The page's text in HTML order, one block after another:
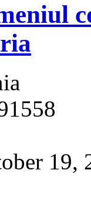
19,